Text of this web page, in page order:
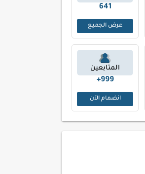
719
عرض الجميع
المتابعين
999+
انضمام الآن